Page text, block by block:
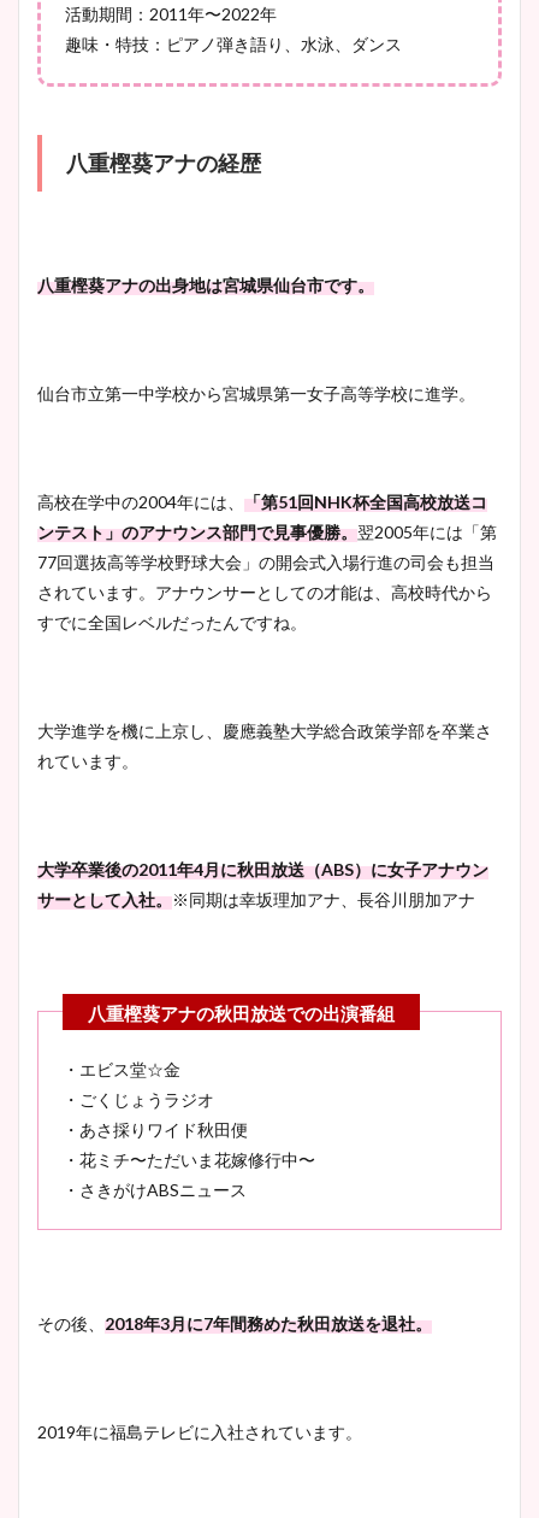
池谷実悠アナのメガネ画像が
活動期間：2011年〜2022年
趣味・特技：ピアノ弾き語り、水泳、ダンス
八重樫葵アナの経歴
八重樫葵アナの出身地は宮城県仙台市です。
仙台市立第一中学校から宮城県第一女子高等学校に進学。
高校在学中の2004年には、 「第51回NHK杯全国高校放送コ
ンテスト」のアナウンス部門で見事優勝。翌2005年には「第
77回選抜高等学校野球大会」の開会式入場行進の司会も担当
されています。アナウンサーとしての才能は、高校時代から
すでに全国レベルだったんですね。
大学進学を機に上京し、慶應義塾大学総合政策学部を卒業さ
れています。
大学卒業後の2011年4月に秋田放送（ABS）に女子アナウン
サーとして入社。※同期は幸坂理加アナ、長谷川朋加アナ
・エビス堂☆金
・ごくじょうラジオ
・あさ採りワイド秋田便
・花ミチ〜ただいま花嫁修行中〜
・さきがけABSニュース
その後、 2018年3月に7年間務めた秋田放送を退社。
2019年に福島テレビに入社されています。